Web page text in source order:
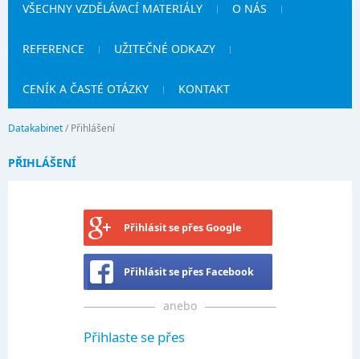
VŠECHNY VZDĚLÁVACÍ MATERIÁLY O NÁS
REFERENCE UŽITEČNÉ ODKAZY
CENÍK A ČASTÉ OTÁZKY KONTAKT
Datakabinet/ Přihlášení
PŘIHLÁŠENÍ
Přihlásit se přes Google
Přihlásit se přes Facebook
anebo
Přihlaste se přes